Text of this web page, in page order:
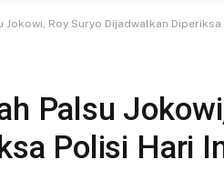
Jokowi, Roy Suryo Dijadwalkan
Palsu
Polisi Hari